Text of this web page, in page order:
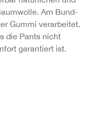
Am Bund-
Gummi verarbeitet.
die Pants nicht
garantiert ist.